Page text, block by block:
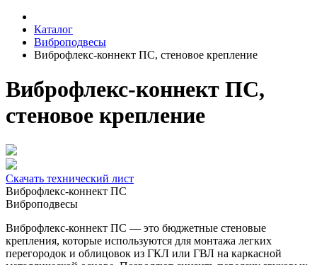
Каталог
Виброподвесы
Виброфлекс-коннект ПС, стеновое крепление
Виброфлекс-коннект ПС,
стеновое крепление
Скачать технический лист
Виброфлекс-коннект ПС
Виброподвесы
Виброфлекс-коннект ПС — это бюджетные стеновые
крепления, которые используются для монтажа легких
перегородок и облицовок из ГКЛ или ГВЛ на каркасной